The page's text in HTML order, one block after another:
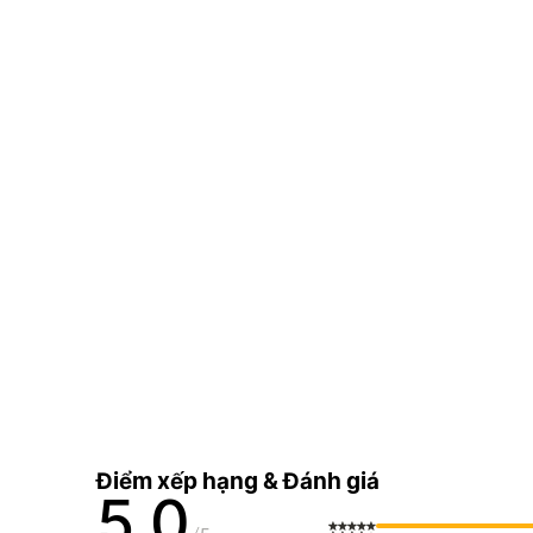
Điểm xếp hạng & Đánh giá